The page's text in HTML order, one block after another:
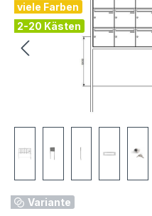
viele Farben
2-20 Kästen
Variante